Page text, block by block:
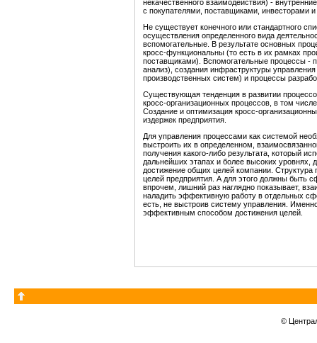
некачественного взаимодействия) -
с покупателями, поставщиками, инвесторами и
Не существует конечного или стандартного
осуществления определенного вида
вспомогательные. В результате основных
кросс-функциональны (то есть в их рамках
поставщиками). Вспомогательные процессы -
анализ), создания инфраструктуры
производственных систем) и процессы
Существующая тенденция в развитии
кросс-организационных процессов, в том
Создание и оптимизация кросс-
издержек предприятия.
Для управления процессами как системой
выстроить их в определенном,
получения какого-либо результата, который
дальнейших этапах и более высоких уровнях,
достижение общих целей компании. Структура
целей предприятия. А для этого должны быть
впрочем, лишний раз наглядно показывает,
наладить эффективную работу в отдельных
есть, не выстроив систему управления.
эффективным способом достижения целей.
©